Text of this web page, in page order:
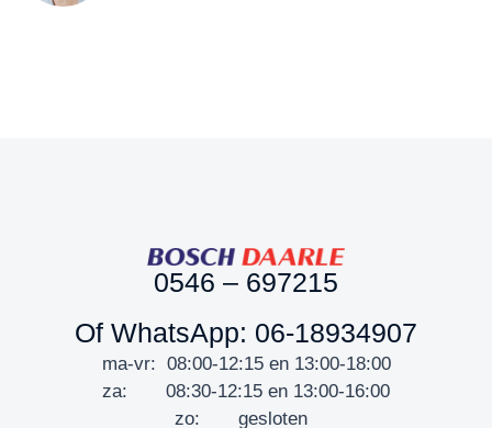
0546 – 697215
Of WhatsApp: 06-18934907
ma-vr: 08:00-12:15 en 13:00-18:00
za: 08:30-12:15 en 13:00-16:00
zo: gesloten